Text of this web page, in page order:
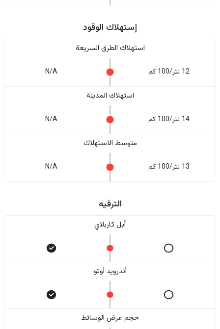
إستهلاك الوقود
استهلاك الطرق السريعة
12 لتر/100 كم N/A
استهلاك المدينة
14 لتر/100 كم N/A
متوسط الاستهلاك
13 لتر/100 كم N/A
الترفيه
أبل كاربلاي
أندرويد أوتو
حجم عرض الوسائط